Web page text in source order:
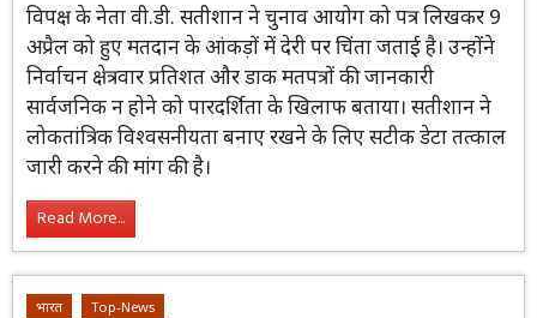
विपक्ष के नेता वी.डी. सतीशान ने चुनाव आयोग को पत्र लिखकर 9
अप्रैल को हुए मतदान के आंकड़ों में देरी पर चिंता जताई है। उन्होंने
निर्वाचन क्षेत्रवार प्रतिशत और डाक मतपत्रों की जानकारी
सार्वजनिक न होने को पारदर्शिता के खिलाफ बताया। सतीशान ने
लोकतांत्रिक विश्वसनीयता बनाए रखने के लिए सटीक डेटा तत्काल
जारी करने की मांग की है।
Read More...
भारत Top-News